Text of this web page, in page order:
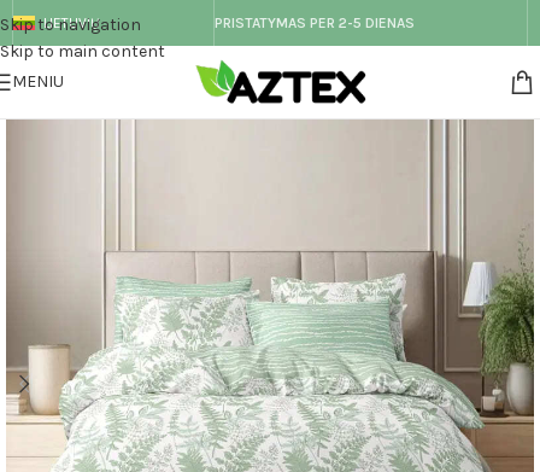
Skip to navigation
Skip to main content
LIETUVIŲ PRISTATYMAS PER 2-5 DIENAS
MENIU